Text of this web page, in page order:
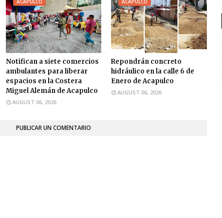
Notifican a siete comercios
ambulantes para liberar
espacios en la Costera
Miguel Alemán de Acapulco
AUGUST 06, 2026
Repondrán concreto
hidráulico en la calle 6 de
Enero de Acapulco
AUGUST 06, 2026
PUBLICAR UN COMENTARIO